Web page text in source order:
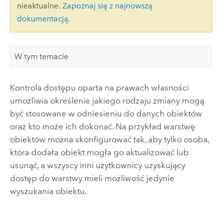
nieaktualne. Zapoznaj się z najnowszą
dokumentacją.
W tym temacie
Kontrola dostępu oparta na prawach własności
umożliwia określenie jakiego rodzaju zmiany mogą
być stosowane w odniesieniu do danych obiektów
oraz kto może ich dokonać. Na przykład warstwę
obiektów można skonfigurować tak, aby tylko osoba,
która dodała obiekt mogła go aktualizować lub
usunąć, a wszyscy inni użytkownicy uzyskujący
dostęp do warstwy mieli możliwość jedynie
wyszukania obiektu.